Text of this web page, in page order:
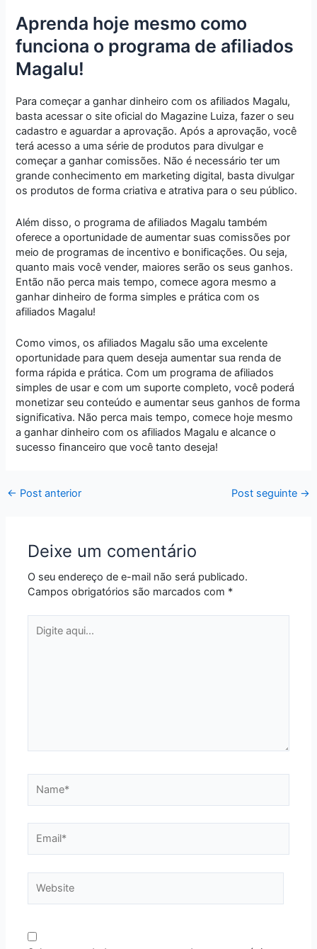
Aprenda hoje mesmo como
funciona o programa de afiliados
Magalu!
Para começar a ganhar dinheiro com os afiliados Magalu,
basta acessar o site oficial do Magazine Luiza, fazer o seu
cadastro e aguardar a aprovação. Após a aprovação, você
terá acesso a uma série de produtos para divulgar e
começar a ganhar comissões. Não é necessário ter um
grande conhecimento em marketing digital, basta divulgar
os produtos de forma criativa e atrativa para o seu público.
Além disso, o programa de afiliados Magalu também
oferece a oportunidade de aumentar suas comissões por
meio de programas de incentivo e bonificações. Ou seja,
quanto mais você vender, maiores serão os seus ganhos.
Então não perca mais tempo, comece agora mesmo a
ganhar dinheiro de forma simples e prática com os
afiliados Magalu!
Como vimos, os afiliados Magalu são uma excelente
oportunidade para quem deseja aumentar sua renda de
forma rápida e prática. Com um programa de afiliados
simples de usar e com um suporte completo, você poderá
monetizar seu conteúdo e aumentar seus ganhos de forma
significativa. Não perca mais tempo, comece hoje mesmo
a ganhar dinheiro com os afiliados Magalu e alcance o
sucesso financeiro que você tanto deseja!
← Post anterior Post seguinte →
Deixe um comentário
O seu endereço de e-mail não será publicado.
Campos obrigatórios são marcados com *
aqui...